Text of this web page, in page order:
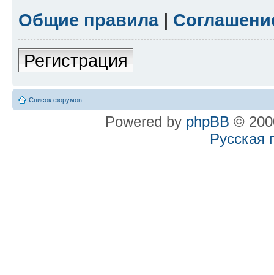
Общие правила|
Регистрация
Список форумов
Powered by phpBB ©
Русская